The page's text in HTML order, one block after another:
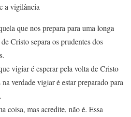
a vigilância
que nos prepara para uma longa
Cristo separa os prudentes dos
vigiar é esperar pela volta de Cristo
verdade vigiar é estar preparado para
coisa, mas acredite, não é. Essa